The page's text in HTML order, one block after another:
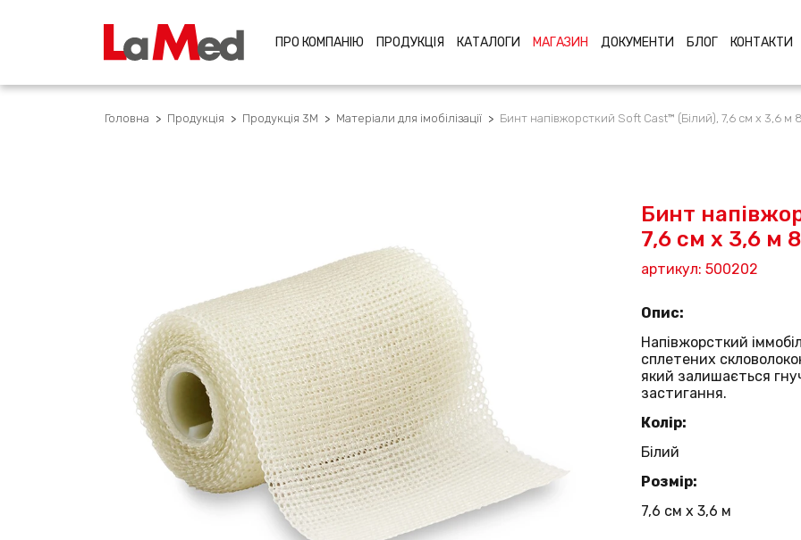
ПРО КОМПАНІЮ ПРОДУКЦІЯ КАТАЛОГИ МАГАЗИН ДОКУМЕНТИ БЛОГ КОНТАКТИ
Головна > Продукція > Продукція 3M > Матеріали для імобілізації > Бинт напівжорсткий Soft Cast™ (Білий), 7,6 см х 3,6 м
Бинт
7,6 см х 3,6 м
артикул: 500202
Опис:
Напівжорсткий
сплетених
який залишається
застигання.
Колір:
Білий
Розмір:
7,6 см х 3,6 м